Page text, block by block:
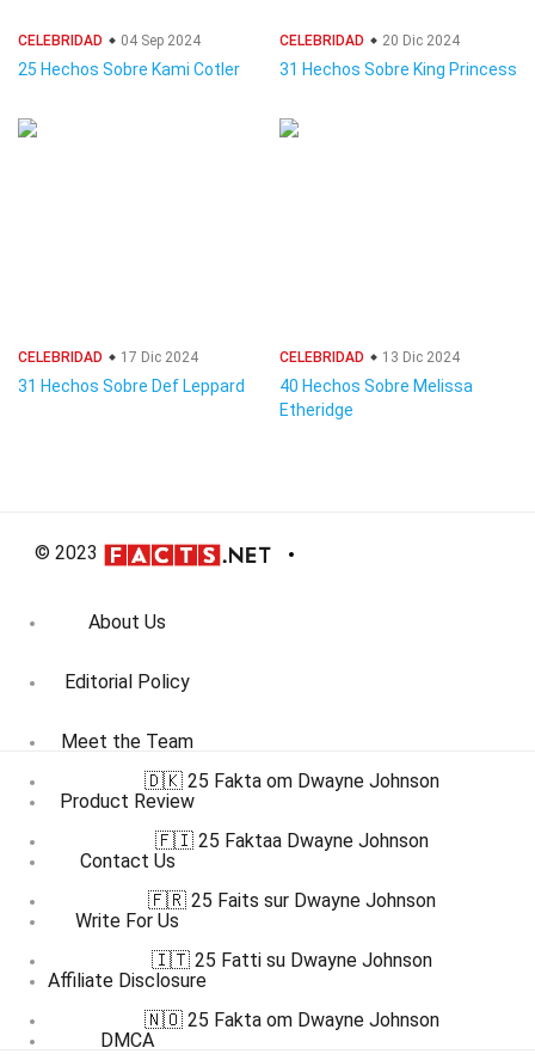
CELEBRIDAD 04 Sep 2024
25 Hechos Sobre Kami Cotler
CELEBRIDAD 20 Dic 2024
31 Hechos Sobre King Princess
CELEBRIDAD 17 Dic 2024
31 Hechos Sobre Def Leppard
CELEBRIDAD 13 Dic 2024
40 Hechos Sobre Melissa
Etheridge
© 2023
About Us
Editorial Policy
Meet the Team
Product Review
Contact Us
Write For Us
Affiliate Disclosure
DMCA
🇩🇰 25 Fakta om Dwayne Johnson
🇫🇮 25 Faktaa Dwayne Johnson
🇫🇷 25 Faits sur Dwayne Johnson
🇮🇹 25 Fatti su Dwayne Johnson
🇳🇴 25 Fakta om Dwayne Johnson